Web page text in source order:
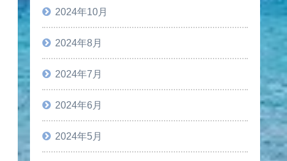
2024年10月
2024年8月
2024年7月
2024年6月
2024年5月